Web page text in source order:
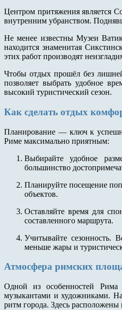
Центром притяжения является
внутренним убранством.
Не менее известны Музеи
находится знаменитая
этих работ производят
Чтобы отдых прошёл без
позволяет выбрать удобное
высокий туристический сезон.
Как сделать отдых
Планирование — ключ к
Риме максимально приятным:
Выбирайте удобное
большинство
Планируйте посещение
объектов.
Оставляйте время для
составленного маршрута.
Учитывайте сезонность.
меньше жары и
Атмосфера римских
Одной из особенностей
музыкантами и художниками.
ритм города. Здесь